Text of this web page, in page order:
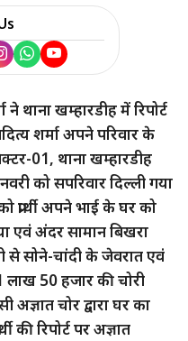
ने थाना खम्हारडीह में रिपोर्ट
शर्मा अपने परिवार के
01, थाना खम्हारडीह
को सपरिवार दिल्ली गया
प्रार्थी अपने भाई के घर को
एवं अंदर सामान बिखरा
सोने-चांदी के जेवरात एवं
50 हजार की चोरी
अज्ञात चोर द्वारा घर का
की रिपोर्ट पर अज्ञात